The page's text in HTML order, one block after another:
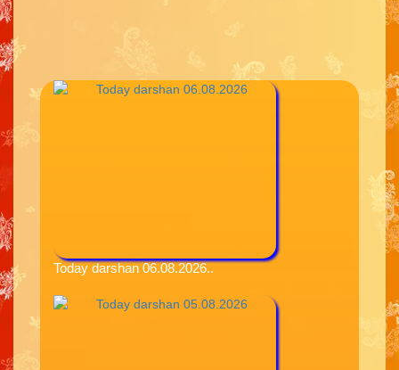
Today darshan 06.08.2026..